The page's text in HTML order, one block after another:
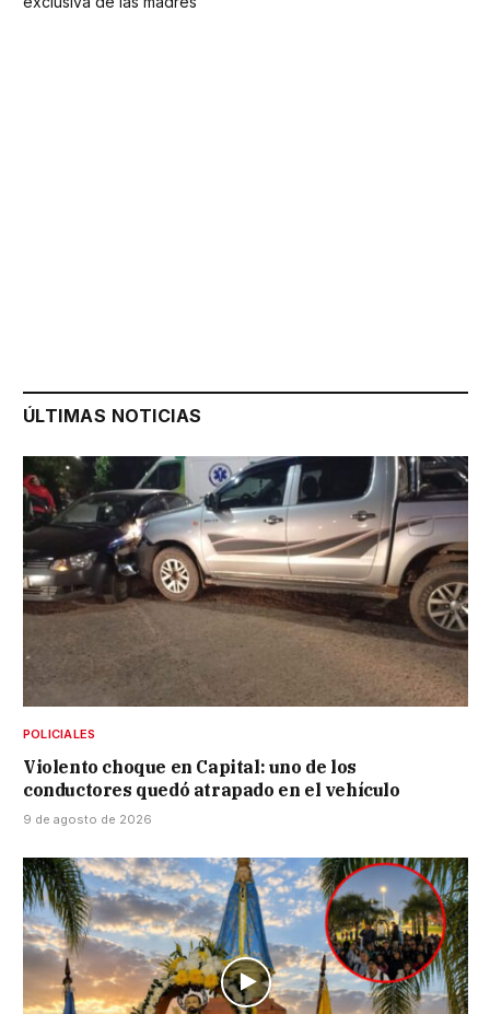
ÚLTIMAS NOTICIAS
POLICIALES
Violento choque en Capital: uno de los
conductores quedó atrapado en el vehículo
9 de agosto de 2026